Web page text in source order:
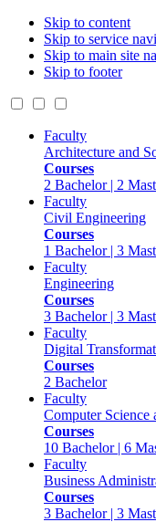
Skip to content
Skip to service
Skip to main site
Skip to footer
Faculty
Architecture and
Courses
2 Bachelor | 2
Faculty
Civil Engineering
Courses
1 Bachelor | 3
Faculty
Engineering
Courses
3 Bachelor | 3
Faculty
Digital
Courses
2 Bachelor
Faculty
Computer Science
Courses
10 Bachelor | 6
Faculty
Business
Courses
3 Bachelor | 3